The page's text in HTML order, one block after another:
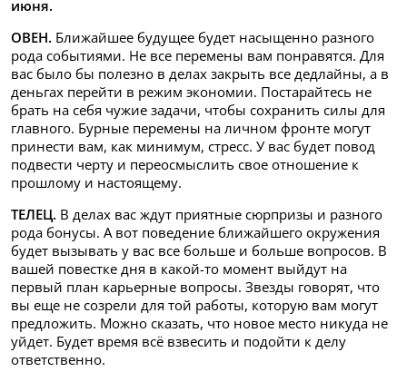
июня.
ОВЕН. Ближайшее будущее будет насыщенно разного
рода событиями. Не все перемены вам понравятся. Для
вас было бы полезно в делах закрыть все дедлайны, а в
деньгах перейти в режим экономии. Постарайтесь не
брать на себя чужие задачи, чтобы сохранить силы для
главного. Бурные перемены на личном фронте могут
принести вам, как минимум, стресс. У вас будет повод
подвести черту и переосмыслить свое отношение к
прошлому и настоящему.
ТЕЛЕЦ. В делах вас ждут приятные сюрпризы и разного
рода бонусы. А вот поведение ближайшего окружения
будет вызывать у вас все больше и больше вопросов. В
вашей повестке дня в какой-то момент выйдут на
первый план карьерные вопросы. Звезды говорят, что
вы еще не созрели для той работы, которую вам могут
предложить. Можно сказать, что новое место никуда не
уйдет. Будет время всё взвесить и подойти к делу
ответственно.